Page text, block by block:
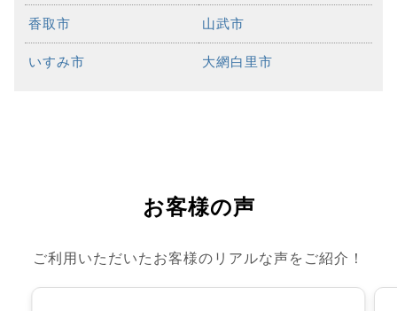
香取市 山武市
いすみ市 大網白里市
お客様の声
ご利用いただいたお客様のリアルな声をご紹介！